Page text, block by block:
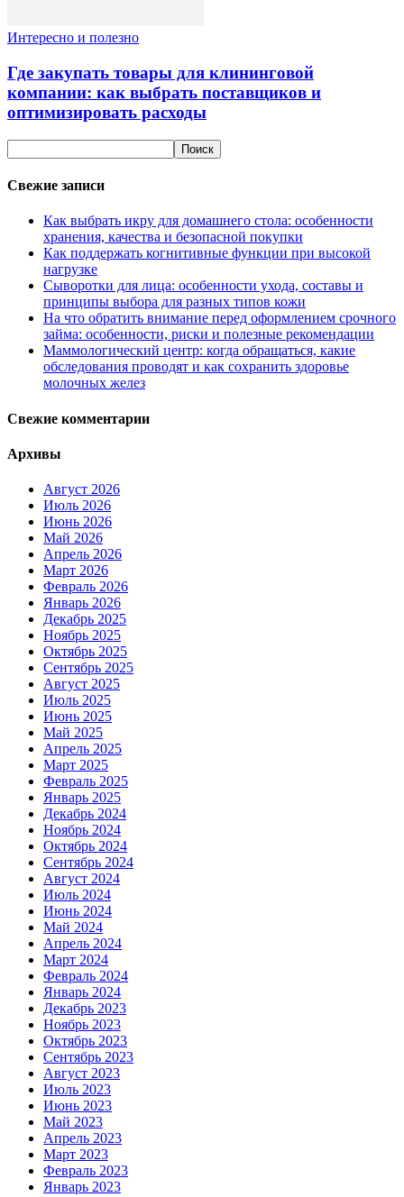
Интересно и полезно
Где закупать товары для клининговой
компании: как выбрать поставщиков и
оптимизировать расходы
Свежие записи
Как выбрать икру для домашнего стола: особенности
хранения, качества и безопасной покупки
Как поддержать когнитивные функции при высокой
нагрузке
Сыворотки для лица: особенности ухода, составы и
принципы выбора для разных типов кожи
На что обратить внимание перед оформлением срочного
займа: особенности, риски и полезные рекомендации
Маммологический центр: когда обращаться, какие
обследования проводят и как сохранить здоровье
молочных желез
Свежие комментарии
Архивы
Август 2026
Июль 2026
Июнь 2026
Май 2026
Апрель 2026
Март 2026
Февраль 2026
Январь 2026
Декабрь 2025
Ноябрь 2025
Октябрь 2025
Сентябрь 2025
Август 2025
Июль 2025
Июнь 2025
Май 2025
Апрель 2025
Март 2025
Февраль 2025
Январь 2025
Декабрь 2024
Ноябрь 2024
Октябрь 2024
Сентябрь 2024
Август 2024
Июль 2024
Июнь 2024
Май 2024
Апрель 2024
Март 2024
Февраль 2024
Январь 2024
Декабрь 2023
Ноябрь 2023
Октябрь 2023
Сентябрь 2023
Август 2023
Июль 2023
Июнь 2023
Май 2023
Апрель 2023
Март 2023
Февраль 2023
Январь 2023